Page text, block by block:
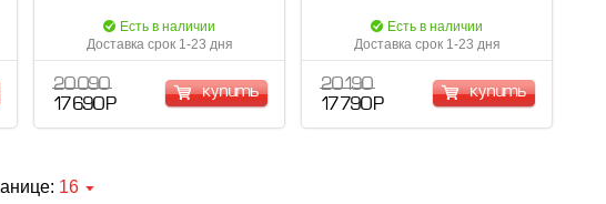
Есть в наличии
Доставка срок 1-23 дня
20 090
17 690 Р
купить
Есть в наличии
Доставка срок 1-23 дня
20 190
17 790 Р
купить
16